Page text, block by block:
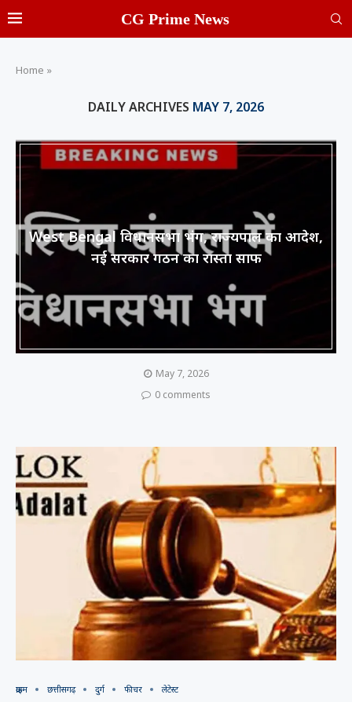
CG Prime News
Home »
DAILY ARCHIVES MAY 7, 2026
West Bengal विधानसभा भंग, राज्यपाल का आदेश,
नई सरकार गठन का रास्ता साफ
May 7, 2026
0 comments
क्राइम छत्तीसगढ़ दुर्ग फीचर लेटेस्ट